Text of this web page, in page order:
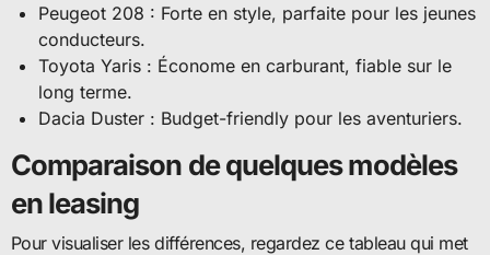
Peugeot 208 : Forte en style, parfaite pour les jeunes
conducteurs.
Toyota Yaris : Économe en carburant, fiable sur le
long terme.
Dacia Duster : Budget-friendly pour les aventuriers.
Comparaison de quelques modèles
en leasing
Pour visualiser les différences, regardez ce tableau qui met